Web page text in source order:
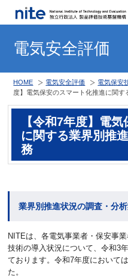
電気安全評価
HOME 電気安全評価 電気保安
度】電気保安のスマート化推進に関
【令和7年度】電
に関する業界別推
務
業界別推進状況の調査・分
NITEは、各電気事業者・保安事
技術の導入状況について、令和3
ております。令和7年度において
た。